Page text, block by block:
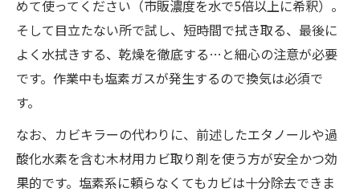
めて使ってください（市販濃度を水で5倍以上に希釈）。
そして目立たない所で試し、短時間で拭き取る、最後に
よく水拭きする、乾燥を徹底する…と細心の注意が必要
です。作業中も塩素ガスが発生するので換気は必須で
す。
なお、カビキラーの代わりに、前述したエタノールや過
酸化水素を含む木材用カビ取り剤を使う方が安全かつ効
果的です。塩素系に頼らなくてもカビは十分除去できま